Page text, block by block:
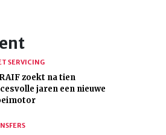
SERVICING
zoekt na tien
jaren een nieuwe